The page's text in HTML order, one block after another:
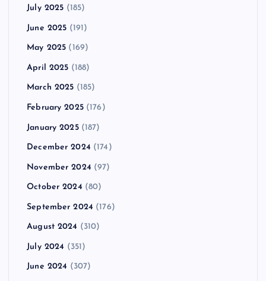
July 2025 (185)
June 2025 (191)
May 2025 (169)
April 2025 (188)
March 2025 (185)
February 2025(176)
January 2025(187)
December 2024 (174)
November 2024 (97)
October 2024 (80)
September 2024 (176)
August 2024 (310)
July 2024 (351)
June 2024 (307)